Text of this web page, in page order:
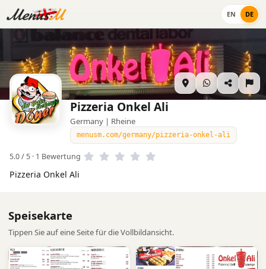
EN DE
Pizzeria Onkel Ali
Germany | Rheine
menusm.com/germany/pizzeria-onkel-ali
5.0 / 5 · 1 Bewertung
Pizzeria Onkel Ali
Speisekarte
Tippen Sie auf eine Seite für die Vollbildansicht.
1 2